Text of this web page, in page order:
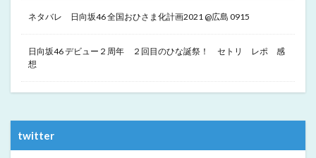
ネタバレ 日向坂46 全国おひさま化計画2021 @広島 0915
日向坂46 デビュー２周年 ２回目のひな誕祭！ セトリ レポ 感
想
twitter